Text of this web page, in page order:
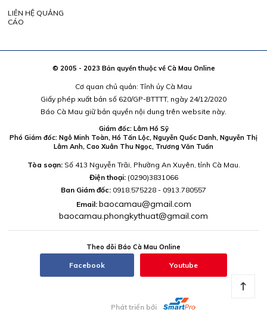
LIÊN HỆ QUẢNG
CÁO
© 2005 - 2023 Bản quyền thuộc về Cà Mau Online
Cơ quan chủ quản: Tỉnh ủy Cà Mau
Giấy phép xuất bản số 620/GP-BTTTT, ngày 24/12/2020
Báo Cà Mau giữ bản quyền nội dung trên website này.
Giám đốc: Lâm Hồ Sỹ
Phó Giám đốc: Ngô Minh Toàn, Hồ Tấn Lộc, Nguyễn Quốc Danh, Nguyễn Thị
Lâm Anh, Cao Xuân Thu Ngọc, Trương Văn Tuấn
Tòa soạn:Số 413 Nguyễn Trãi, Phường An Xuyên, tỉnh Cà Mau.
Điện thoại: (0290)3831066
Ban Giám đốc: 0918.575228 - 0913.780557
Email: baocamau@gmail.com
baocamau.phongkythuat@gmail.com
Theo dõi Báo Cà Mau Online
Facebook Youtube
Phát triển bởi